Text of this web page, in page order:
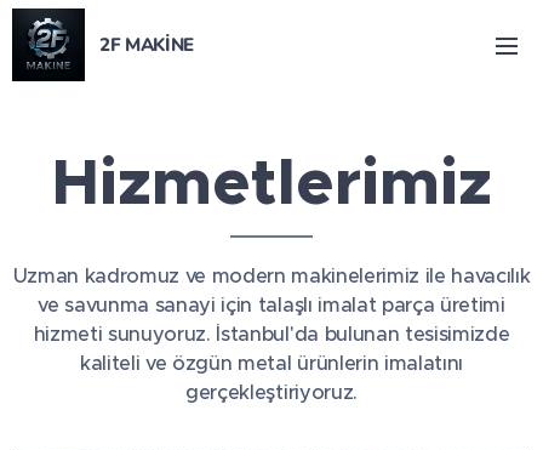
2F MAKİNE
Hizmetlerimiz
Uzman kadromuz ve modern makinelerimiz ile havacılık
ve savunma sanayi için talaşlı imalat parça üretimi
hizmeti sunuyoruz. İstanbul'da bulunan tesisimizde
kaliteli ve özgün metal ürünlerin imalatını
gerçekleştiriyoruz.